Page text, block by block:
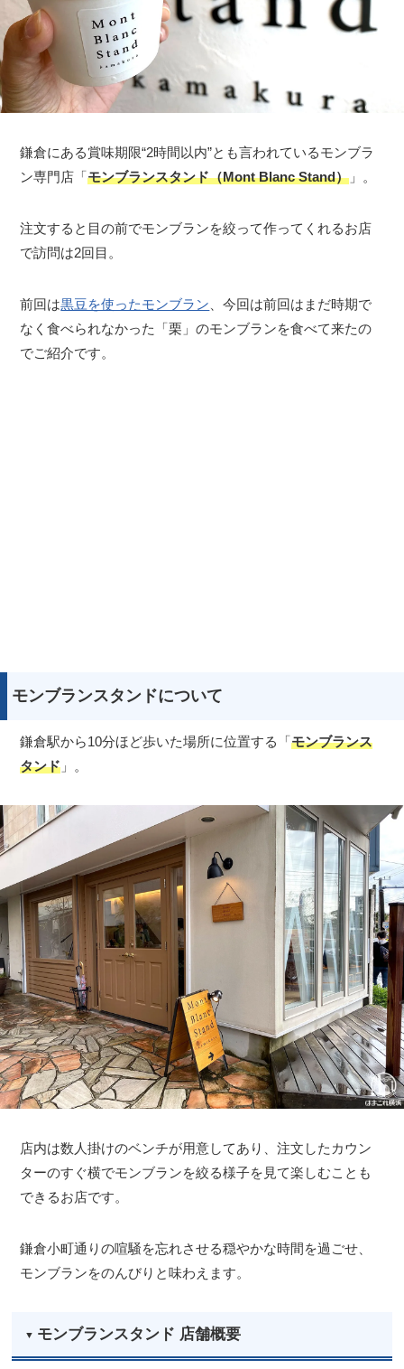
鎌倉にある賞味期限“2時間以内”とも言われているモンブラ
ン専門店「モンブランスタンド（Mont Blanc Stand） 」。
注文すると目の前でモンブランを絞って作ってくれるお店
で訪問は2回目。
前回は黒豆を使ったモンブラン、今回は前回はまだ時期で
なく食べられなかった「栗」のモンブランを食べて来たの
でご紹介です。
モンブランスタンドについて
鎌倉駅から10分ほど歩いた場所に位置する「モンブランス
タンド 」。
店内は数人掛けのベンチが用意してあり、注文したカウン
ターのすぐ横でモンブランを絞る様子を見て楽しむことも
できるお店です。
鎌倉小町通りの喧騒を忘れさせる穏やかな時間を過ごせ、
モンブランをのんびりと味わえます。
モンブランスタンド 店舗概要